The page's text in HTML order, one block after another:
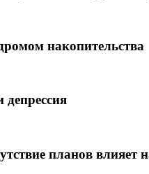
накопительства
планов влияет